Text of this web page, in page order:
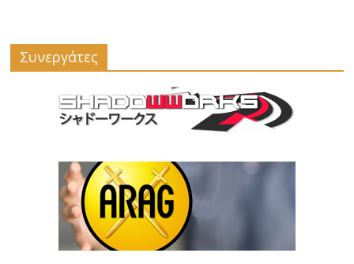
Συνεργάτες